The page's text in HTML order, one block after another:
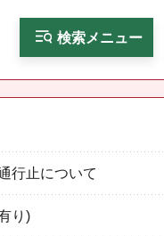
検索メニュー
行止について
り)